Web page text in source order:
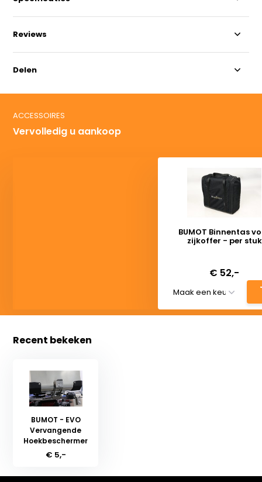
Reviews
Delen
ACCESSOIRES
Vervolledig u aankoop
BUMOT Binnentas
zijkoffer - per stuk
€ 52,-
Recent bekeken
BUMOT - EVO
Vervangende
Hoekbeschermer
€ 5,-